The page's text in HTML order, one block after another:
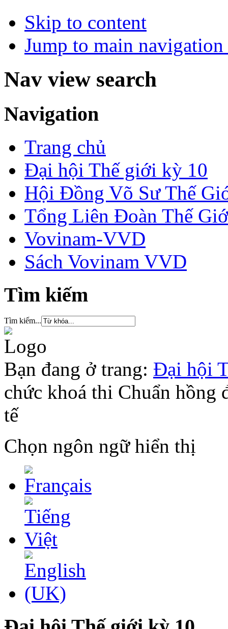
Skip to content
Jump to main
Nav view search
Navigation
Trang chủ
Đại hội Thế giới kỳ 10
Hội Đồng Võ Sư Thế
Tổng Liên Đoàn Thế
Vovinam-VVD
Sách Vovinam VVD
Tìm kiếm
Tìm kiếm...
Bạn đang ở trang: Đại hội
chức khoá thi Chuẩn hồng
tế
Chọn ngôn ngữ hiển thị